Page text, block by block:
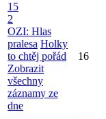
15
2
OZI: Hlas
pralesa Holky
to chtěj pořád
Zobrazit
všechny
záznamy ze
dne
16